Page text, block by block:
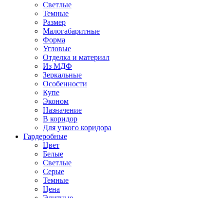
Светлые
Темные
Размер
Малогабаритные
Форма
Угловые
Отделка и материал
Из МДФ
Зеркальные
Особенности
Купе
Эконом
Назначение
В коридор
Для узкого коридора
Гардеробные
Цвет
Белые
Светлые
Серые
Темные
Цена